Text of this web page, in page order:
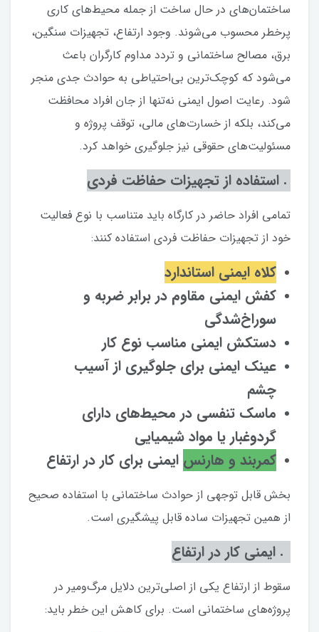
ساختمان‌های در حال ساخت از جمله محیط‌های کاری
پرخطر محسوب می‌شوند. وجود ارتفاع، تجهیزات سنگین،
برق، مصالح ساختمانی و تردد مداوم کارگران باعث
می‌شود که کوچک‌ترین بی‌احتیاطی به حوادث جدی منجر
شود. رعایت اصول ایمنی نه‌تنها از جان افراد محافظت
می‌کند، بلکه از خسارت‌های مالی، توقف پروژه و
مسئولیت‌های حقوقی نیز جلوگیری خواهد کرد.
تمامی افراد حاضر در کارگاه باید متناسب با نوع فعالیت
خود از تجهیزات حفاظت فردی استفاده کنند:
کلاه ایمنی استاندارد
کفش ایمنی مقاوم در برابر ضربه و
سوراخ‌شدگی
دستکش ایمنی مناسب نوع کار
عینک ایمنی برای جلوگیری از آسیب
چشم
ماسک تنفسی در محیط‌های دارای
گردوغبار یا مواد شیمیایی
کمربند و هارنس ایمنی برای کار در ارتفاع
بخش قابل توجهی از حوادث ساختمانی با استفاده صحیح
از همین تجهیزات ساده قابل پیشگیری است.
سقوط از ارتفاع یکی از اصلی‌ترین دلایل مرگ‌ومیر در
پروژه‌های ساختمانی است. برای کاهش این خطر باید: